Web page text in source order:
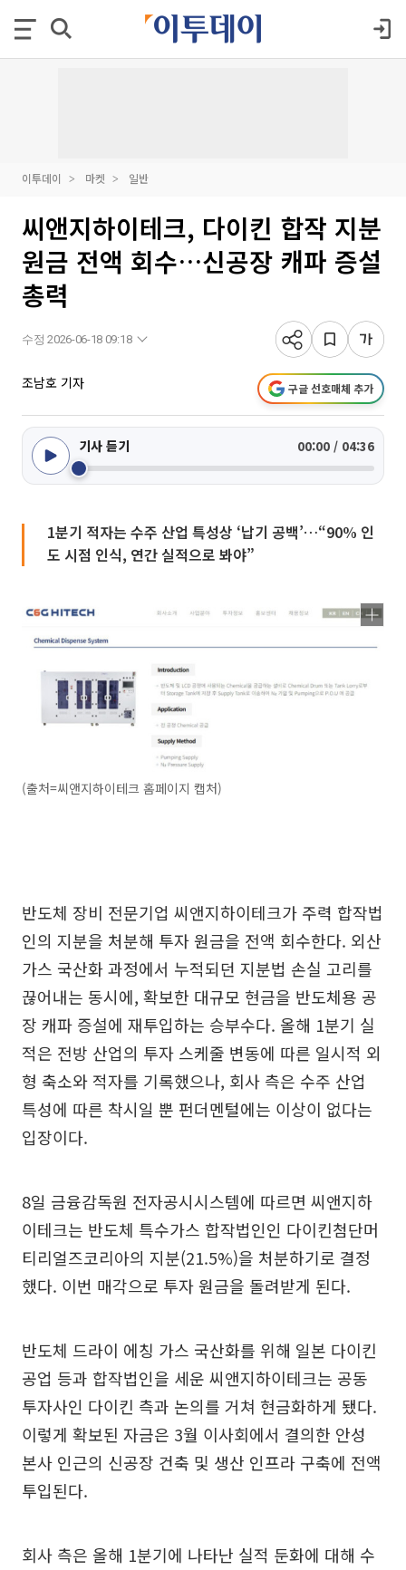
이투데이 마켓 일반
씨앤지하이테크, 다이킨 합작 지분
원금 전액 회수…신공장 캐파 증설
총력
수정 2026-06-18 09:18
조남호 기자 구글 선호매체 추가
기사 듣기 00:00 / 04:36
1분기 적자는 수주 산업 특성상 ‘납기 공백’…“90% 인
도 시점 인식, 연간 실적으로 봐야”
(출처=씨앤지하이테크 홈페이지 캡처)
반도체 장비 전문기업 씨앤지하이테크가 주력 합작법
인의 지분을 처분해 투자 원금을 전액 회수한다. 외산
가스 국산화 과정에서 누적되던 지분법 손실 고리를
끊어내는 동시에, 확보한 대규모 현금을 반도체용 공
장 캐파 증설에 재투입하는 승부수다. 올해 1분기 실
적은 전방 산업의 투자 스케줄 변동에 따른 일시적 외
형 축소와 적자를 기록했으나, 회사 측은 수주 산업
특성에 따른 착시일 뿐 펀더멘털에는 이상이 없다는
입장이다.
8일 금융감독원 전자공시시스템에 따르면 씨앤지하
이테크는 반도체 특수가스 합작법인인 다이킨첨단머
티리얼즈코리아의 지분(21.5%)을 처분하기로 결정
했다. 이번 매각으로 투자 원금을 돌려받게 된다.
반도체 드라이 에칭 가스 국산화를 위해 일본 다이킨
공업 등과 합작법인을 세운 씨앤지하이테크는 공동
투자사인 다이킨 측과 논의를 거쳐 현금화하게 됐다.
이렇게 확보된 자금은 3월 이사회에서 결의한 안성
본사 인근의 신공장 건축 및 생산 인프라 구축에 전액
투입된다.
회사 측은 올해 1분기에 나타난 실적 둔화에 대해 수